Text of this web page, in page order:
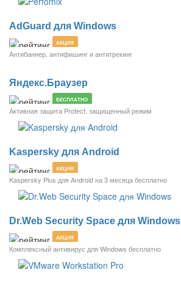
AdGuard для Windows
АКЦИЯ
Антибаннер, антифишинг и антитрекинг
Яндекс.Браузер
БЕСПЛАТНО
Активная защита Protect, защищенный режим
Kaspersky для Android
АКЦИЯ
Kaspersky Plus для Android на 3 месяца бесплатно
Dr.Web Security Space для Windows
АКЦИЯ
Комплексный антивирус для Windows бесплатно